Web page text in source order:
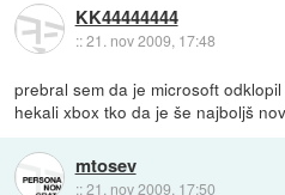
KK44444444
::21. nov 2009, 17:48
prebral sem da je microsoft
hekali xbox tko da je še najboljš
mtosev
::21. nov 2009, 17:50